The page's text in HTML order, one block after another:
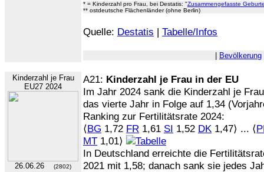
* = Kinderzahl pro Frau, bei Destatis: "Zusammengefasste
** ostdeutsche Flächenländer (ohne Berlin)
Quelle: Destatis | Tabelle/Infos
Bevölkerung
Kinderzahl je Frau
EU27 2024
26.06.26 (2802)
A21: Kinderzahl je Frau in der EU
Im Jahr 2024 sank die Kinderzahl je
das vierte Jahr in Folge auf 1,34
Ranking zur Fertilitätsrate 2024:
⟨BG 1,72 FR 1,61 SI 1,52 DK 1,47⟩ ... ⟨
MT 1,01⟩
In Deutschland erreichte die
2021 mit 1,58; danach sank sie jedes